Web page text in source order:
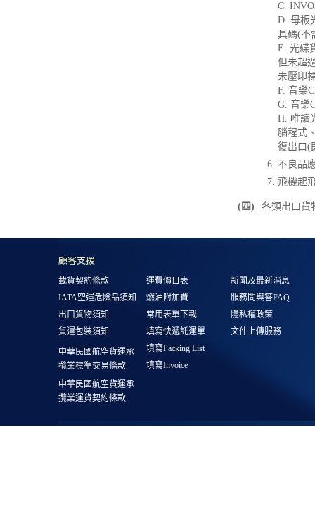
C.
D. 母板
具碼(不
E. 光碟
但未超
未壓印
F. 音樂
G. 音樂
H. 唯讀
腦程式
復出口(
不良品
飛機起
(四) 各類出口貨
顧客支援
載貨契約條款
IATA空運危險品須知
出口貨物須知
貨運包裝須知
中華民國航空貨運承
攬業標準交易條款
中華民國航空貨運承
攬業運貨契約條款
運費價目表
燃油附加費
常用表單下載
填寫快遞託運單
填寫Packing List
填寫Invoice
新聞及最新消息
服務問與答FAQ
隱私權政策
文件上傳服務